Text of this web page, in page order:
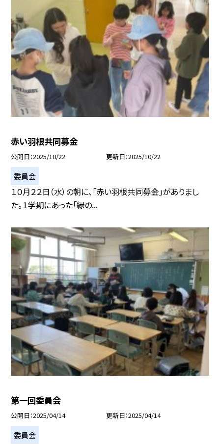
赤い羽根共同募金
公開日 2025/10/22 更新日 2025/10/22
委員会
１０月２２日（水）の朝に、「赤い羽根共同募金」がありまし
た。１学期にあった「緑の...
第一回委員会
公開日 2025/04/14 更新日 2025/04/14
委員会